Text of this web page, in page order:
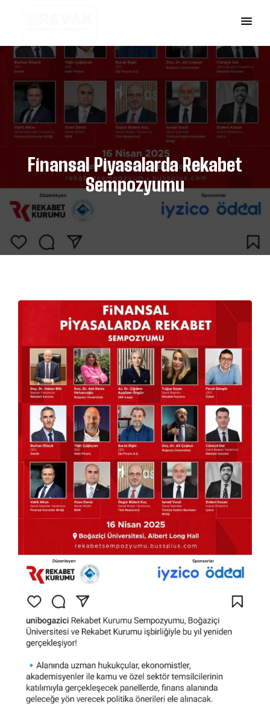
Finansal Piyasalarda Rekabet
Sempozyumu